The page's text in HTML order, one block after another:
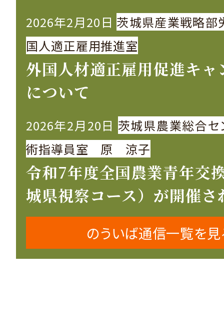
2026年2月20日 茨城県産業戦略部
国人適正雇用推進室
外国人材適正雇用促進キャ
について
2026年2月20日 茨城県農業総合セ
術指導員室 原 涼子
令和7年度全国農業青年交
城県視察コース）が開催さ
のういば通信一覧を